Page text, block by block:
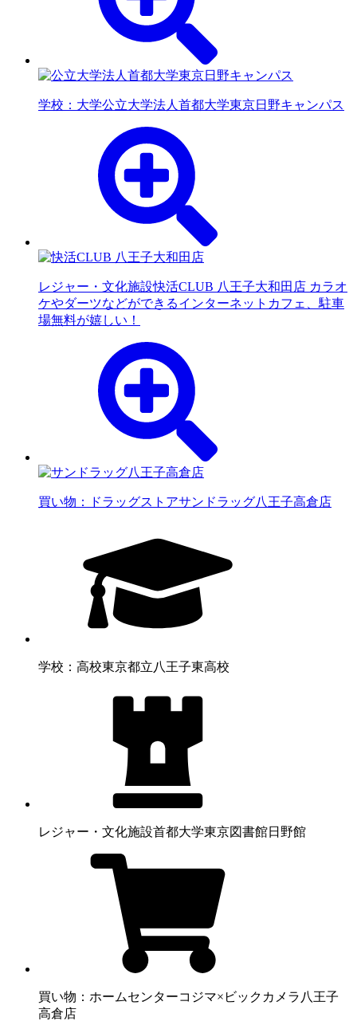
学校：大学公立大学法人首都大学東京日野キャンパス
レジャー・文化施設快活CLUB 八王子大和田店 カラオ
ケやダーツなどができるインターネットカフェ、駐車
場無料が嬉しい！
買い物：ドラッグストアサンドラッグ八王子高倉店
学校：高校東京都立八王子東高校
レジャー・文化施設首都大学東京図書館日野館
買い物：ホームセンターコジマ×ビックカメラ八王子
高倉店